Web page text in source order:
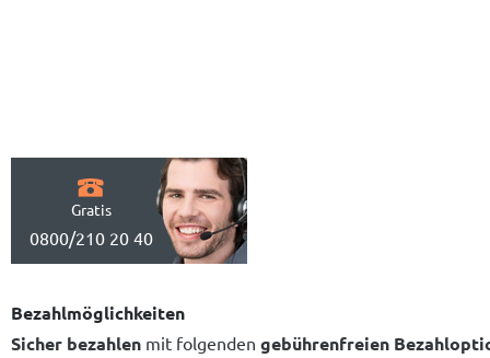
Gratis
0800/210 20 40
Bezahlmöglichkeiten
Sicher bezahlen mit folgenden gebührenfreien